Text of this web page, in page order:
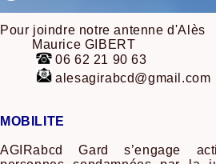
Pour joindre notre antenne d'Alès
Maurice GIBERT
06 62 21 90 63
alesagirabcd@gmail.com
MOBILITE
AGIRabcd Gard s’engage